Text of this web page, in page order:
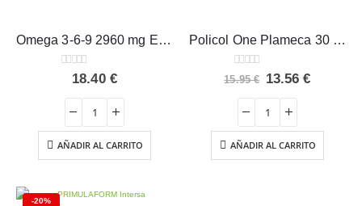
Omega 3-6-9 2960 mg Estado Puro 60 perlas
out of 5
18.40 €
AÑADIR AL CARRITO
Policol One Plameca 30 cápsulas
0 out of 5
15.95€ El
original
era:
15.95 €.
13.56€El
13.56 €.
AÑADIR AL CARRITO
-20%